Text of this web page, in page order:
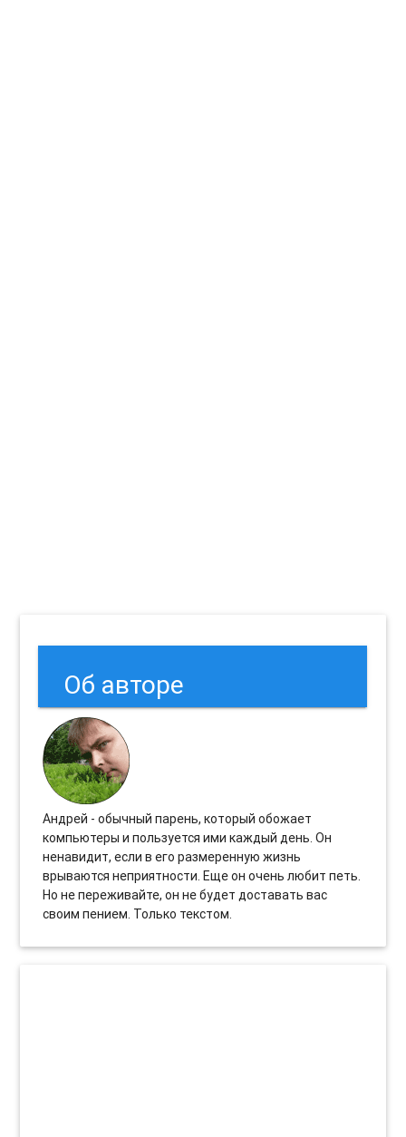
Об авторе
Андрей - обычный парень, который обожает
компьютеры и пользуется ими каждый день. Он
ненавидит, если в его размеренную жизнь
врываются неприятности. Еще он очень любит петь.
Но не переживайте, он не будет доставать вас
своим пением. Только текстом.